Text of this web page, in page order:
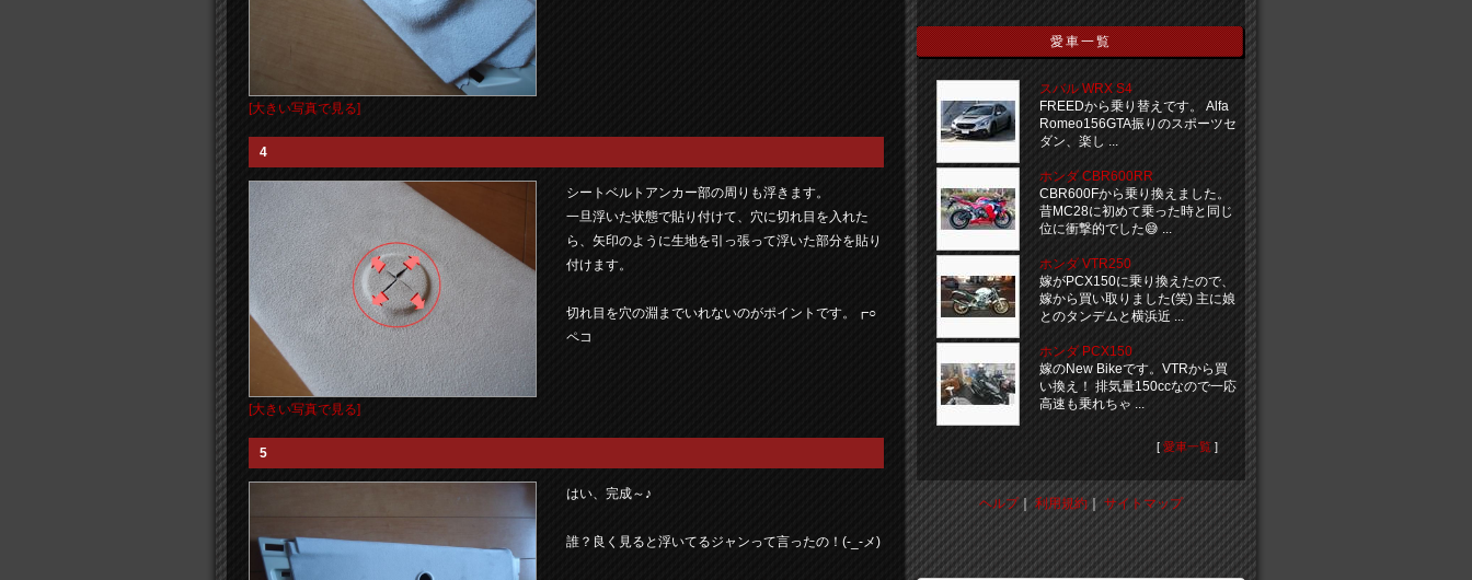
[大きい写真で見る]
4
[大きい写真で見る]
シートベルトアンカー部の周りも浮きます。
一旦浮いた状態で貼り付けて、穴に切れ目を入れた
ら、矢印のように生地を引っ張って浮いた部分を貼り
付けます。
切れ目を穴の淵までいれないのがポイントです。┏○
ペコ
5
はい、完成～♪
誰？良く見ると浮いてるジャンって言ったの！(-_-メ)
愛車一覧
スバル WRX S4
FREEDから乗り替えです。 Alfa
Romeo156GTA振りのスポーツセ
ダン、楽し ...
ホンダ CBR600RR
CBR600Fから乗り換えました。
昔MC28に初めて乗った時と同じ
位に衝撃的でした😅 ...
ホンダ VTR250
嫁がPCX150に乗り換えたので、
嫁から買い取りました(笑) 主に娘
とのタンデムと横浜近 ...
ホンダ PCX150
嫁のNew Bikeです。VTRから買
い換え！ 排気量150ccなので一応
高速も乗れちゃ ...
[ 愛車一覧 ]
ヘルプ｜利用規約｜サイトマップ